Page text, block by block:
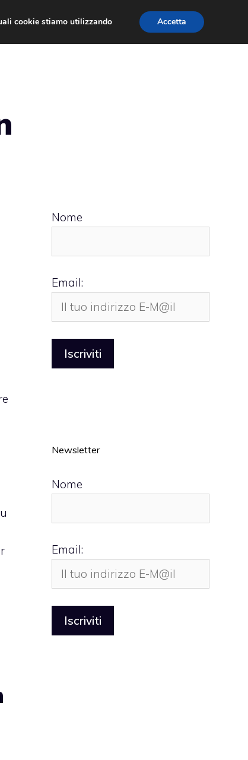
Nome
Email:
Newsletter
Nome
Email:
cookie stiamo utilizzando
Accetta